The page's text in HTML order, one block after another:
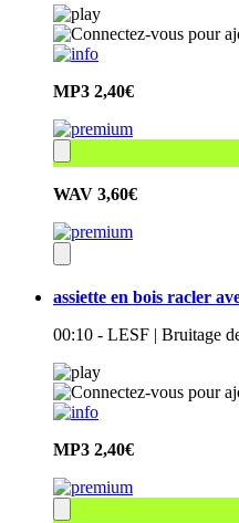
MP3 2,40€
WAV 3,60€
assiette en bois racler
00:10 - LESF | Bruitage
MP3 2,40€